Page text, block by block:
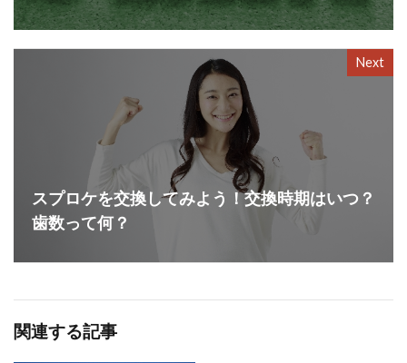
Next
スプロケを交換してみよう！交換時期はいつ？
歯数って何？
関連する記事